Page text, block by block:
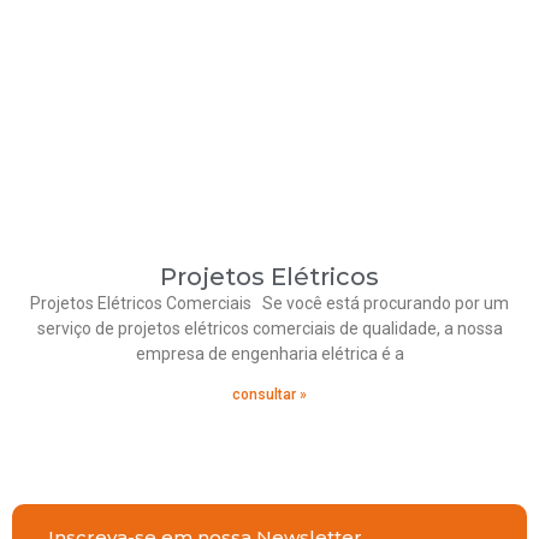
Projetos Elétricos
Projetos Elétricos Comerciais Se você está procurando por um
serviço de projetos elétricos comerciais de qualidade, a nossa
empresa de engenharia elétrica é a
consultar »